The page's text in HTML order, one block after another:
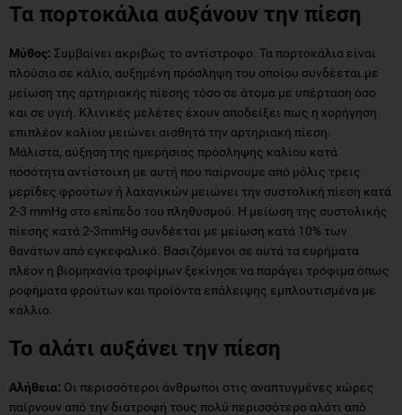
Τα πορτοκάλια αυξάνουν την πίεση
Μύθος: Συμβαίνει ακριβώς το αντίστροφο. Τα πορτοκάλια είναι
πλούσια σε κάλιο, αυξημένη πρόσληψη του οποίου συνδέεται με
μείωση της αρτηριακής πίεσης τόσο σε άτομα με υπέρταση όσο
και σε υγιή. Κλινικές μελέτες έχουν αποδείξει πως η χορήγηση
επιπλέον καλίου μειώνει αισθητά την αρτηριακή πίεση.
Μάλιστα, αύξηση της ημερήσιας πρόσληψης καλίου κατά
ποσότητα αντίστοιχη με αυτή που παίρνουμε από μόλις τρεις
μερίδες φρούτων ή λαχανικών μειώνει την συστολική πίεση κατά
2-3 mmΗg στο επίπεδο του πληθυσμού. Η μείωση της συστολικής
πίεσης κατά 2-3mmΗg συνδέεται με μείωση κατά 10% των
θανάτων από εγκεφαλικό. Βασιζόμενοι σε αυτά τα ευρήματα
πλέον η βιομηχανία τροφίμων ξεκίνησε να παράγει τρόφιμα όπως
ροφήματα φρούτων και προϊόντα επάλειψης εμπλουτισμένα με
κάλλιο.
Το αλάτι αυξάνει την πίεση
Αλήθεια: Οι περισσότεροι άνθρωποι στις αναπτυγμένες χώρες
παίρνουν από την διατροφή τους πολύ περισσότερο αλάτι από